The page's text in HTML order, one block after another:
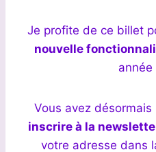
Je profite de ce billet
nouvelle
Vous avez
inscrire à la
votre adresse dans